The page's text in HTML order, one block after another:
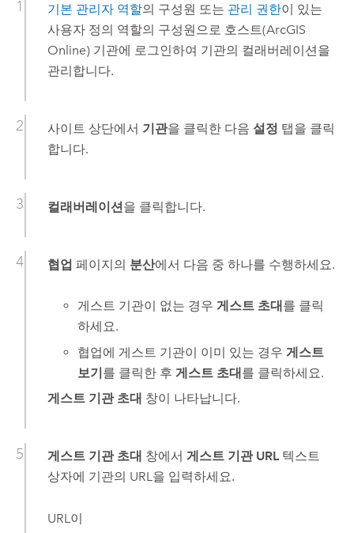
기본 관리자 역할의 구성원 또는 관리 권한이 있는
사용자 정의 역할의 구성원으로 호스트(ArcGIS
Online) 기관에 로그인하여 기관의 컬래버레이션을
관리합니다.
사이트 상단에서 기관을 클릭한 다음 설정 탭을 클릭
합니다.
컬래버레이션을 클릭합니다.
협업 페이지의 분산에서 다음 중 하나를 수행하세요.
게스트 기관이 없는 경우게스트 초대 를 클릭
하세요.
협업에 게스트 기관이 이미 있는 경우게스트
보기를 클릭한 후게스트 초대를 클릭하세요.
게스트 기관 초대 창이 나타납니다.
게스트 기관 초대 창에서 게스트 기관 URL텍스트
상자에 기관의 URL을 입력하세요.
URL이